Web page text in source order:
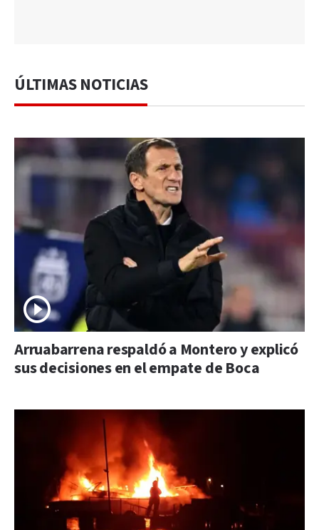
ÚLTIMAS NOTICIAS
Arruabarrena respaldó a Montero y explicó
sus decisiones en el empate de Boca